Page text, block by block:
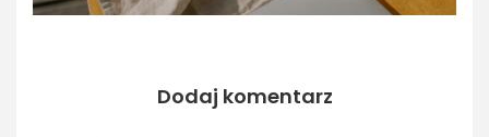
Dodaj komentarz